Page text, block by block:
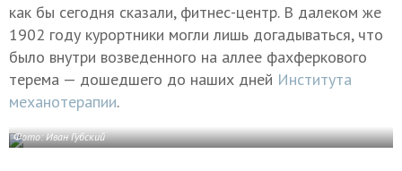
как бы сегодня сказали, фитнес-центр. В далеком же
1902 году курортники могли лишь догадываться, что
было внутри возведенного на аллее фахферкового
терема — дошедшего до наших дней Института
механотерапии.
Фото: Иван Губский